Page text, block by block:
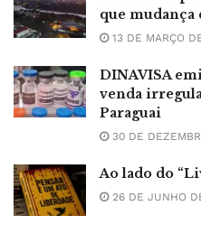
que mudança
13 DE MARÇO
DINAVISA
venda
Paraguai
30 DE
Ao lado do
26 DE JUNHO